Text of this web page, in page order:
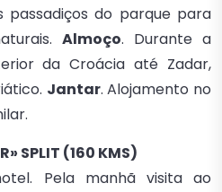
passadiços do parque para
Almoço. Durante a
da Croácia até Zadar,
Jantar. Alojamento no
SPLIT (160 KMS)
Pela manhã visita ao